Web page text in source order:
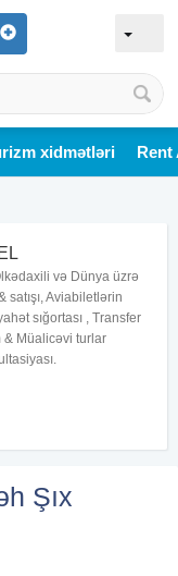
xidmətləri Rent
və Dünya üzrə
satışı, Aviabiletlərin
sığortası , Transfer
& Müalicəvi turlar
Şıx